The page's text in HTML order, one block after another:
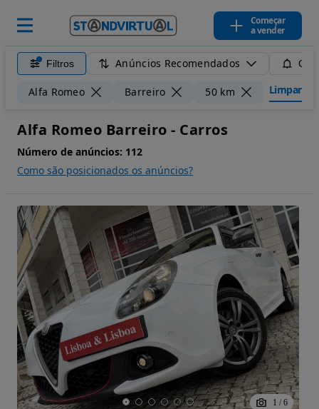
Começar
a vender
Filtros Anúncios Recomendados
Alfa Romeo Barreiro 50 km Limpar
Alfa Romeo Barreiro - Carros
Número de anúncios: 112
Como são posicionados os anúncios?
1 / 6